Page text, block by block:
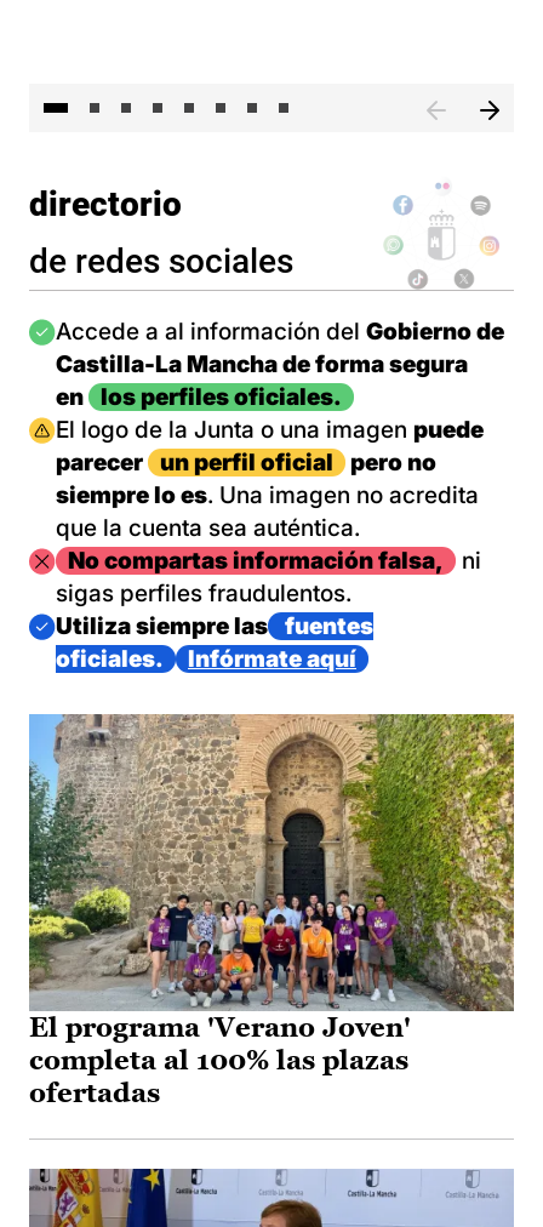
directorio
de redes sociales
Imagen
Accede a al información del Gobierno de
Castilla-La Mancha de forma segura
en
los perfiles oficiales.
Imagen
El logo de la Junta o una imagen puede
parecer
un perfil oficial
pero no
siempre lo es. Una imagen no acredita
que la cuenta sea auténtica.
ImagenNo compartas información falsa,
ni
sigas perfiles fraudulentos.
Imagen
Utiliza siempre las
fuentes
oficiales.
Infórmate aquí
El programa 'Verano Joven'
completa al 100% las plazas
ofertadas